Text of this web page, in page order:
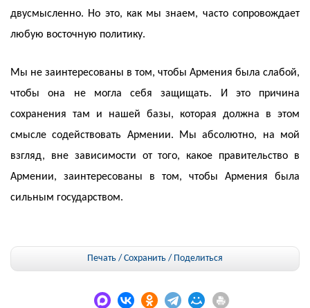
двусмысленно. Но это, как мы знаем, часто сопровождает
любую восточную политику.
Мы не заинтересованы в том, чтобы Армения была слабой,
чтобы она не могла себя защищать. И это причина
сохранения там и нашей базы, которая должна в этом
смысле содействовать Армении. Мы абсолютно, на мой
взгляд, вне зависимости от того, какое правительство в
Армении, заинтересованы в том, чтобы Армения была
сильным государством.
Печать / Сохранить / Поделиться